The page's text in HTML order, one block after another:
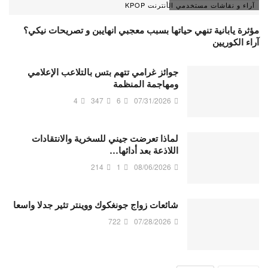
آراء و نقاشات مستخدمي الأنترنت KPOP
مؤثرة يابانية تنهي حياتها بسبب معجبي انهايبن و تصريحات نيكي؟
آراء الكوريين
جوائز غرامي تتهم بتس بالتلاعب الإعلامي
ومهاجمة المنظمة
07/31/2026
6
347
4
لماذا تعرضت جيني للسخرية والانتقادات
اللاذعة بعد أدائها…
08/06/2026
1
214
شائعات زواج جونغكوك ووينتر تثير جدلا واسعا
07/28/2026
722